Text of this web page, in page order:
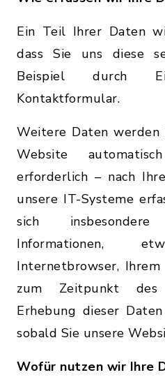
Ein Teil Ihrer Daten
dass Sie uns diese
Beispiel durch
Kontaktformular.
Weitere Daten werden
Website
erforderlich – nach
unsere IT-Systeme
sich
Informationen,
Internetbrowser,
zum Zeitpunkt des
Erhebung dieser
sobald Sie unsere
Wofür nutzen wir Ihre